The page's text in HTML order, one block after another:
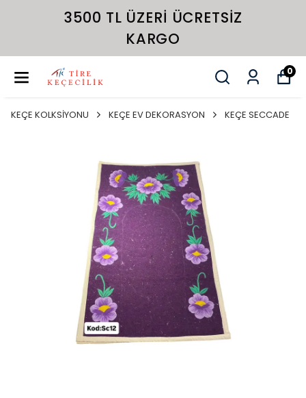
3500 TL ÜZERI ÜCRETSIZ
KARGO
0
KEÇE KOLKSİYONU KEÇE EV DEKORASYON KEÇE SECCADE